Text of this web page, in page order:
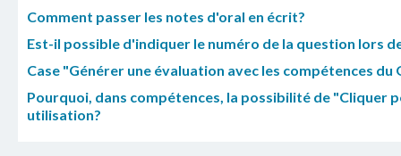
Comment passer les notes d'oral en écrit?
Est-il possible d'indiquer le numéro de la question lors
Case "Générer une évaluation avec les compétences
Pourquoi, dans compétences, la possibilité de "Cliquer
utilisation?